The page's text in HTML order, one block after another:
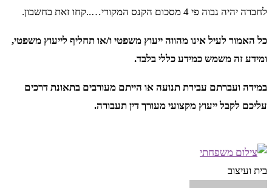
לחברה יהיה גבוה פי 4 מסכום הקנס המקורי…..קחו זאת בחשבון.
כל האמור לעיל אינו מהווה ייעוץ משפטי ו/או תחליף לייעוץ משפטי,
ומידע זה משמש כמידע כללי בלבד.
במידה ועברתם עבירת תנועה או הייתם מעורבים בתאונת דרכים
עליכם לקבל ייעוץ מקצועי מעורך דין תעבורה.
בית ועיצוב